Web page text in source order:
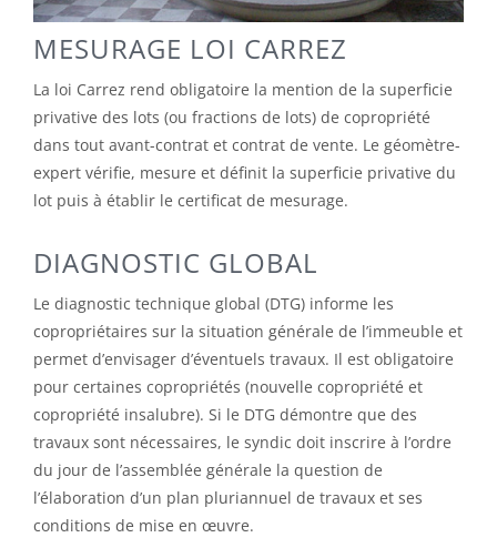
MESURAGE LOI CARREZ
La loi Carrez rend obligatoire la mention de la superficie
privative des lots (ou fractions de lots) de copropriété
dans tout avant-contrat et contrat de vente. Le géomètre-
expert vérifie, mesure et définit la superficie privative du
lot puis à établir le certificat de mesurage.
DIAGNOSTIC GLOBAL
Le diagnostic technique global (DTG) informe les
copropriétaires sur la situation générale de l’immeuble et
permet d’envisager d’éventuels travaux. Il est obligatoire
pour certaines copropriétés (nouvelle copropriété et
copropriété insalubre). Si le DTG démontre que des
travaux sont nécessaires, le syndic doit inscrire à l’ordre
du jour de l’assemblée générale la question de
l’élaboration d’un plan pluriannuel de travaux et ses
conditions de mise en œuvre.